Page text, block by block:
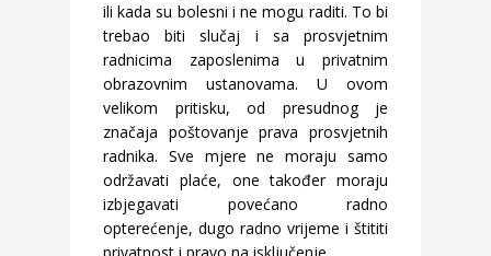
ili kada su bolesni i ne mogu raditi. To bi
trebao biti slučaj i sa prosvjetnim
radnicima zaposlenima u privatnim
obrazovnim ustanovama. U ovom
velikom pritisku, od presudnog je
značaja poštovanje prava prosvjetnih
radnika. Sve mjere ne moraju samo
održavati plaće, one također moraju
izbjegavati povećano radno
opterećenje, dugo radno vrijeme i štititi